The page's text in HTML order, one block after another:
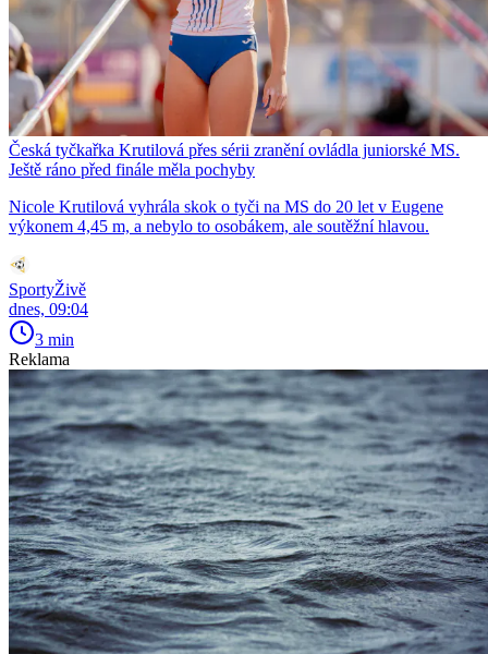
Česká tyčkařka Krutilová přes sérii zranění ovládla juniorské MS.
Ještě ráno před finále měla pochyby
Nicole Krutilová vyhrála skok o tyči na MS do 20 let v Eugene
výkonem 4,45 m, a nebylo to osobákem, ale soutěžní hlavou.
SportyŽivě
dnes, 09:04
3 min
Reklama